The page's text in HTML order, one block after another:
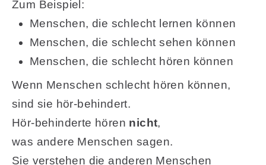
Zum Beispiel:
Menschen, die schlecht lernen können
Menschen, die schlecht sehen können
Menschen, die schlecht hören können
Wenn Menschen schlecht hören können,
sind sie hör-behindert.
Hör-behinderte hören nicht,
was andere Menschen sagen.
Sie verstehen die anderen Menschen